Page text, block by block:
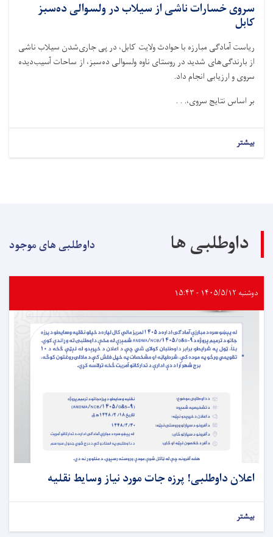
سروی خسارات ناشی از سیلاب در ولسوالی ده‌سبز
کابل
ریاست آمادگی مبارزه با حوادث ولایت کابل، در پی جاری‌شدن سیلاب ناشی
از بارندگی‌های شدید در روستای ناوه ولسوالی ده‌سبز، از ساحات آسیب‌دیده
سروی و ارزیابی انجام داد.
بر اساس نتایج سروی،. . .
بیشتر
داوطلبی ها داوطلبی های موجود
دوشنبه ۱۴۰۵/۵/۱۲ - ۱۵:۴۳
اعلان داوطلبی! پرزه جات مورد نیاز وسایط نقلیه
بیشتر